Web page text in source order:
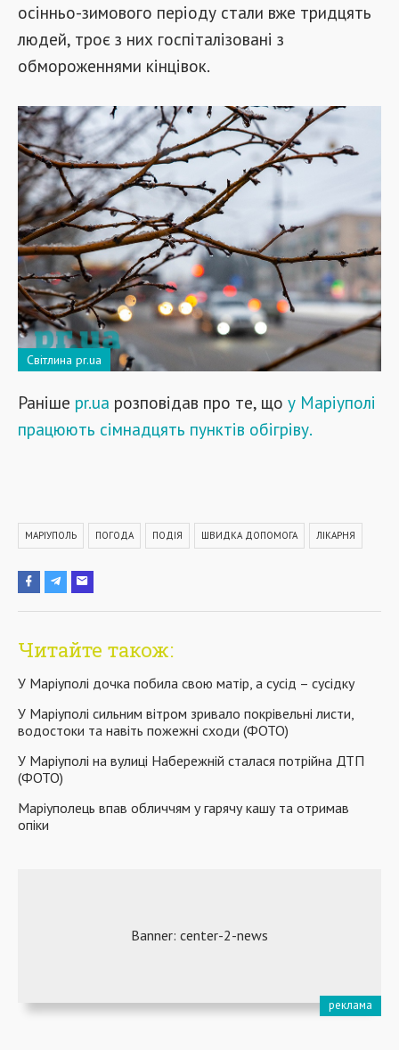
осінньо-зимового періоду стали вже тридцять
людей, троє з них госпіталізовані з
обмороженнями кінцівок.
Світлина pr.ua
Раніше pr.ua розповідав про те, що у Маріуполі
працюють сімнадцять пунктів обігріву.
МАРІУПОЛЬ ПОГОДА ПОДІЯ ШВИДКА ДОПОМОГА ЛІКАРНЯ
Читайте також:
У Маріуполі дочка побила свою матір, а сусід – сусідку
У Маріуполі сильним вітром зривало покрівельні листи,
водостоки та навіть пожежні сходи (ФОТО)
У Маріуполі на вулиці Набережній сталася потрійна ДТП
(ФОТО)
Маріуполець впав обличчям у гарячу кашу та отримав
опіки